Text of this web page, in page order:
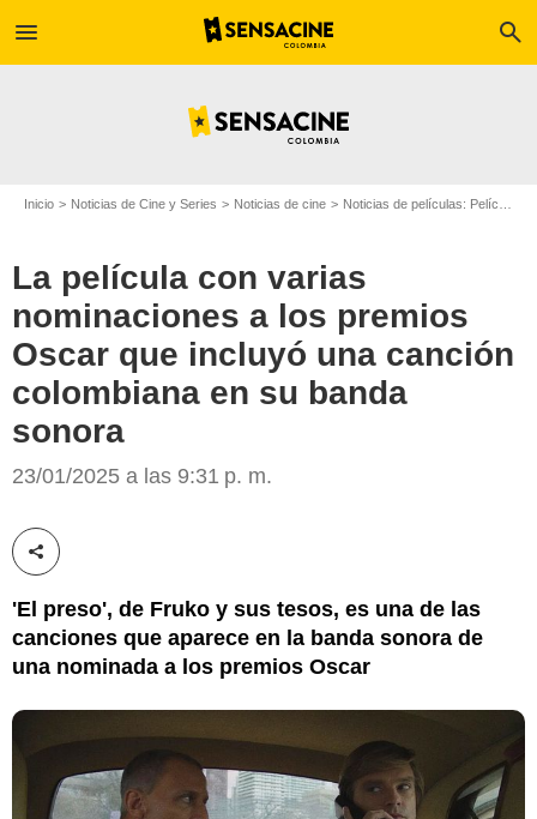
menu search
Inicio Noticias de Cine y Series Noticias de cine Noticias de películas: Película - ¿Sabías que...?
La película con varias
nominaciones a los premios
Oscar que incluyó una canción
colombiana en su banda
sonora
23/01/2025 a las 9:31 p. m.
Compartir esta noticia
'El preso', de Fruko y sus tesos, es una de las
canciones que aparece en la banda sonora de
una nominada a los premios Oscar